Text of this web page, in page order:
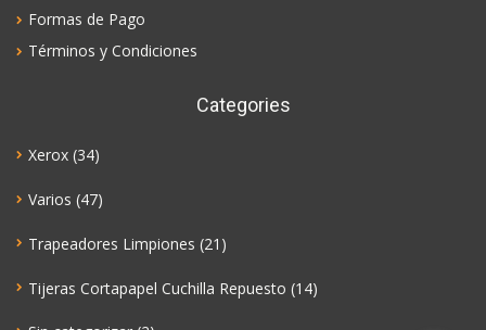
Formas de Pago
Términos y Condiciones
Categories
Xerox (34)
Varios (47)
Trapeadores Limpiones (21)
Tijeras Cortapapel Cuchilla Repuesto (14)